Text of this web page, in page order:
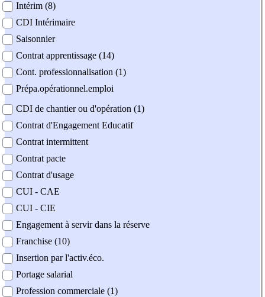
Intérim (8)
CDI Intérimaire
Saisonnier
Contrat apprentissage (14)
Cont. professionnalisation (1)
Prépa.opérationnel.emploi
CDI de chantier ou d'opération (1)
Contrat d'Engagement Educatif
Contrat intermittent
Contrat pacte
Contrat d'usage
CUI - CAE
CUI - CIE
Engagement à servir dans la réserve
Franchise (10)
Insertion par l'activ.éco.
Portage salarial
Profession commerciale (1)